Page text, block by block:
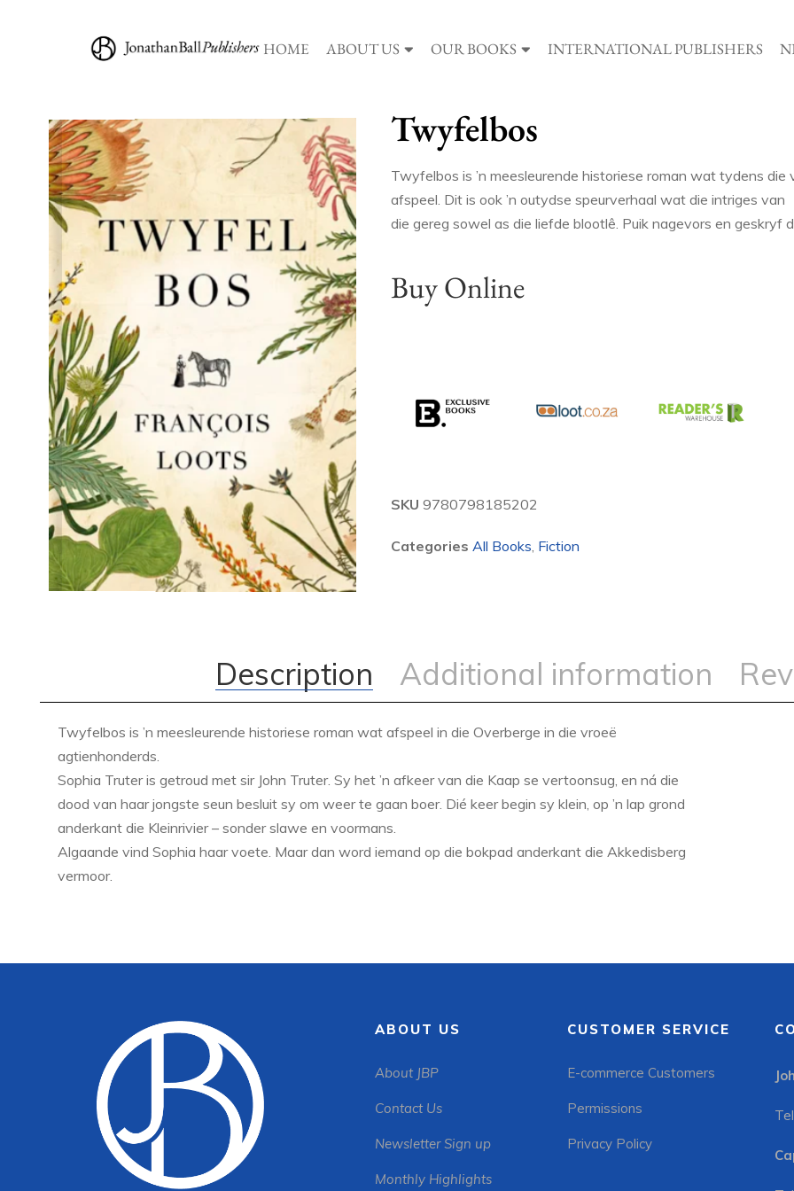
HOME ABOUT US OUR BOOKS INTERNATIONAL PUBLISHERS
Twyfelbos
Twyfelbos is ’n meesleurende historiese roman wat tydens
afspeel. Dit is ook ’n outydse speurverhaal wat die intriges van
die gereg sowel as die liefde blootlê. Puik nagevors en geskryf
Buy Online
SKU 9780798185202
Categories All Books, Fiction
Description Additional information
Twyfelbos is ’n meesleurende historiese roman wat afspeel in die Overberge in die vroeë
agtienhonderds.
Sophia Truter is getroud met sir John Truter. Sy het ’n afkeer van die Kaap se vertoonsug, en ná die
dood van haar jongste seun besluit sy om weer te gaan boer. Dié keer begin sy klein, op ’n lap grond
anderkant die Kleinrivier – sonder slawe en voormans.
Algaande vind Sophia haar voete. Maar dan word iemand op die bokpad anderkant die Akkedisberg
vermoor.
ABOUT US
About JBP
Contact Us
Newsletter Sign up
Monthly Highlights
CUSTOMER SERVICE
E-commerce Customers
Permissions
Privacy Policy